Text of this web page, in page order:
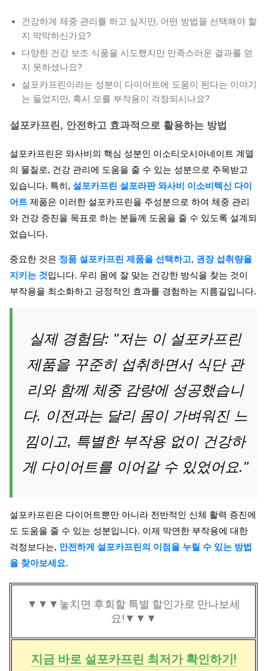
건강하게 체중 관리를 하고 싶지만, 어떤 방법을 선택해야 할
지 막막하신가요?
다양한 건강 보조 식품을 시도했지만 만족스러운 결과를 얻
지 못하셨나요?
설포카프린이라는 성분이 다이어트에 도움이 된다는 이야기
는 들었지만, 혹시 모를 부작용이 걱정되시나요?
설포카프린, 안전하고 효과적으로 활용하는 방법
설포카프린은 와사비의 핵심 성분인 이소티오시아네이트 계열
의 물질로, 건강 관리에 도움을 줄 수 있는 성분으로 주목받고
있습니다. 특히, 설포카프린 설포라판 와사비 이소비텍신 다이
어트 제품은 이러한 설포카프린을 주성분으로 하여 체중 관리
와 건강 증진을 목표로 하는 분들께 도움을 줄 수 있도록 설계되
었습니다.
중요한 것은 정품 설포카프린 제품을 선택하고, 권장 섭취량을
지키는 것입니다. 우리 몸에 잘 맞는 건강한 방식을 찾는 것이
부작용을 최소화하고 긍정적인 효과를 경험하는 지름길입니다.
실제 경험담: "저는 이 설포카프린
제품을 꾸준히 섭취하면서 식단 관
리와 함께 체중 감량에 성공했습니
다. 이전과는 달리 몸이 가벼워진 느
낌이고, 특별한 부작용 없이 건강하
게 다이어트를 이어갈 수 있었어요."
설포카프린은 다이어트뿐만 아니라 전반적인 신체 활력 증진에
도 도움을 줄 수 있는 성분입니다. 이제 막연한 부작용에 대한
걱정보다는, 안전하게 설포카프린의 이점을 누릴 수 있는 방법
을 찾아보세요.
▼▼▼놓치면 후회할 특별 할인가로 만나보세
요!▼▼▼
지금 바로 설포카프린 최저가 확인하기!